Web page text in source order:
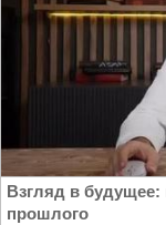
Взгляд в будущее:
прошлого